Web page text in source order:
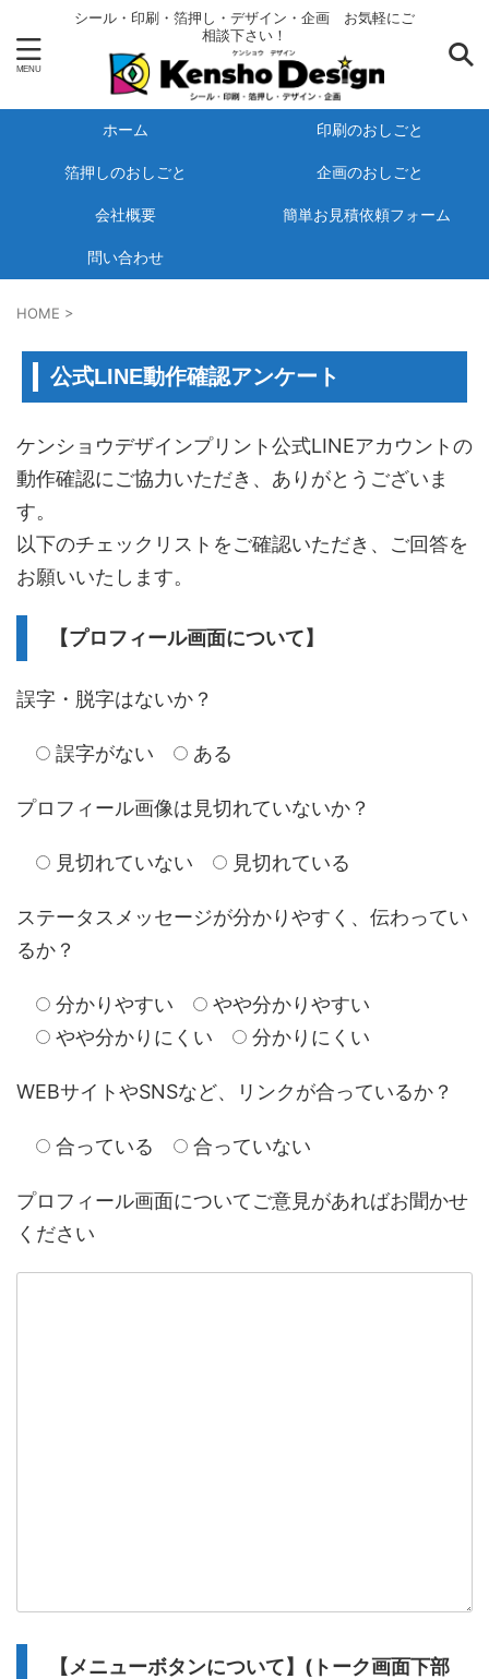
シール・印刷・箔押し・デザイン・企画 お気軽にご
相談下さい！
ホーム 印刷のおしごと
箔押しのおしごと 企画のおしごと
会社概要 簡単お見積依頼フォーム
問い合わせ
HOME >
公式LINE動作確認アンケート
ケンショウデザインプリント公式LINEアカウントの
動作確認にご協力いただき、ありがとうございま
す。
以下のチェックリストをご確認いただき、ご回答を
お願いいたします。
【プロフィール画面について】
誤字・脱字はないか？
誤字がない ある
プロフィール画像は見切れていないか？
見切れていない 見切れている
ステータスメッセージが分かりやすく、伝わってい
るか？
分かりやすい
やや分かりやすい
やや分かりにくい
分かりにくい
WEBサイトやSNSなど、リンクが合っているか？
合っている 合っていない
プロフィール画面についてご意見があればお聞かせ
ください
【メニューボタンについて】(トーク画面下部